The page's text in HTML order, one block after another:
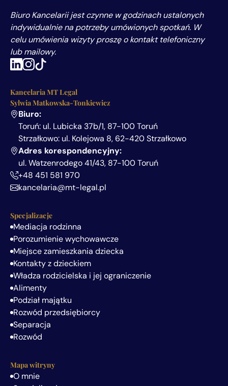
Biuro Kancelarii jest czynne w godzinach ustalonych
indywidualnie na potrzeby umówionych spotkań. W
celu umówienia wizyty proszę o kontakt telefoniczny
lub mailowy.
Kancelaria MT Legal
Sylwia Matkowska-Tonkiewicz
Biuro:
Toruń: ul. Lubicka 37b/1, 87-100 Toruń
Strzałkowo: ul. Kolejowa 8, 62-420 Strzałkowo
Adres korespondencyjny:
ul. Watzenrodego 41/43, 87-100 Toruń
+48 451 581 970
kancelaria@mt-legal.pl
Specjalizacje
Mediacja rodzinna
Porozumienie wychowawcze
Miejsce zamieszkania dziecka
Kontakty z dzieckiem
Władza rodzicielska i jej ograniczenie
Alimenty
Podział majątku
Rozwód przedsiębiorcy
Separacja
Rozwód
Mapa witryny
O mnie